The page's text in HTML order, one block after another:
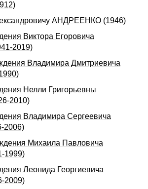
АНДРЕЕНКО (1946)
Виктора Егоровича
2019)
Владимира Дмитриевича
Нелли Григорьевны
2010)
Владимира Сергеевича
Михаила Павловича
1999)
Леонида Георгиевича
2009)